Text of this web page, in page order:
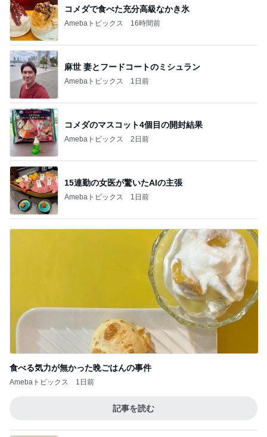
コメダで食べた充分高級なかき氷
Amebaトピックス 16時間前
麻世 妻とフードコートのミシュラン
Amebaトピックス 1日前
コメダのマスコット4個目の開封結果
Amebaトピックス 2日前
15連勤の女医が驚いたAIの主張
Amebaトピックス 1日前
食べる気力が無かった晩ごはんの事件
Amebaトピックス 1日前
記事を読む